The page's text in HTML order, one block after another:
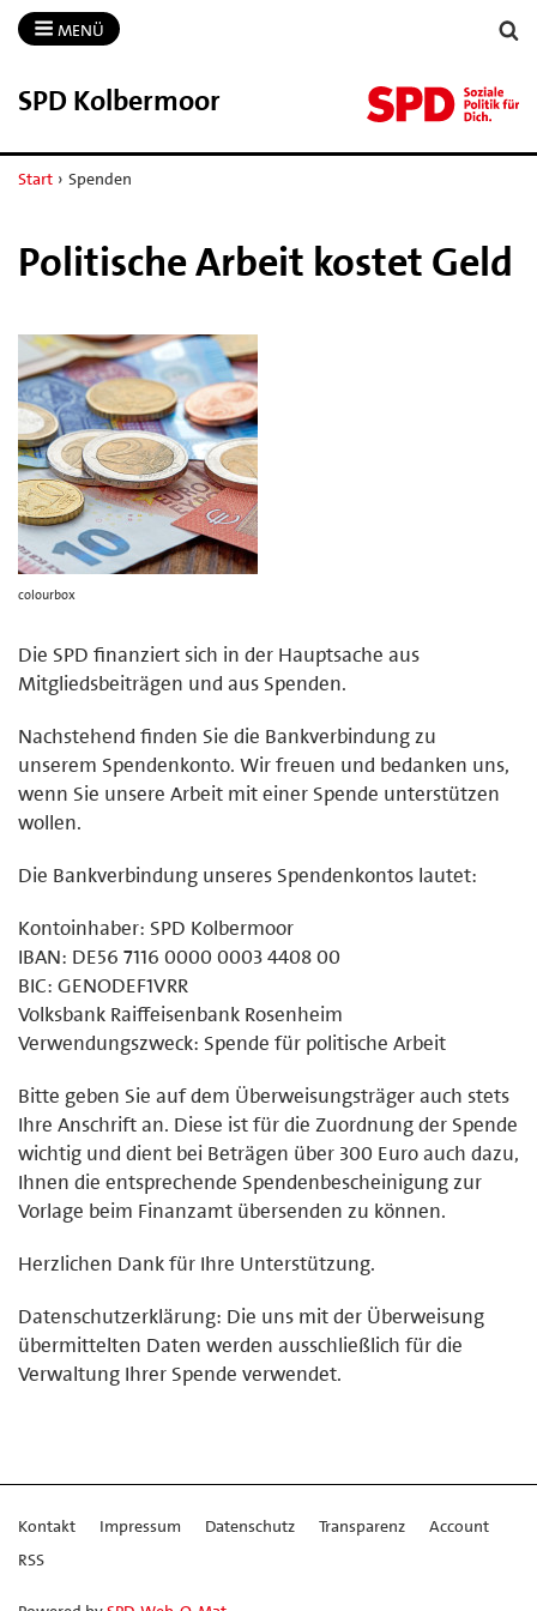
MENÜ
SPD Kolbermoor
Start › Spenden
Politische Arbeit kostet Geld
colourbox
Die SPD finanziert sich in der Hauptsache aus
Mitgliedsbeiträgen und aus Spenden.
Nachstehend finden Sie die Bankverbindung zu
unserem Spendenkonto. Wir freuen und bedanken uns,
wenn Sie unsere Arbeit mit einer Spende unterstützen
wollen.
Die Bankverbindung unseres Spendenkontos lautet:
Kontoinhaber: SPD Kolbermoor
IBAN: DE56 7116 0000 0003 4408 00
BIC: GENODEF1VRR
Volksbank Raiffeisenbank Rosenheim
Verwendungszweck: Spende für politische Arbeit
Bitte geben Sie auf dem Überweisungsträger auch stets
Ihre Anschrift an. Diese ist für die Zuordnung der Spende
wichtig und dient bei Beträgen über 300 Euro auch dazu,
Ihnen die entsprechende Spendenbescheinigung zur
Vorlage beim Finanzamt übersenden zu können.
Herzlichen Dank für Ihre Unterstützung.
Datenschutzerklärung: Die uns mit der Überweisung
übermittelten Daten werden ausschließlich für die
Verwaltung Ihrer Spende verwendet.
Kontakt Impressum Datenschutz Transparenz
Account
RSS